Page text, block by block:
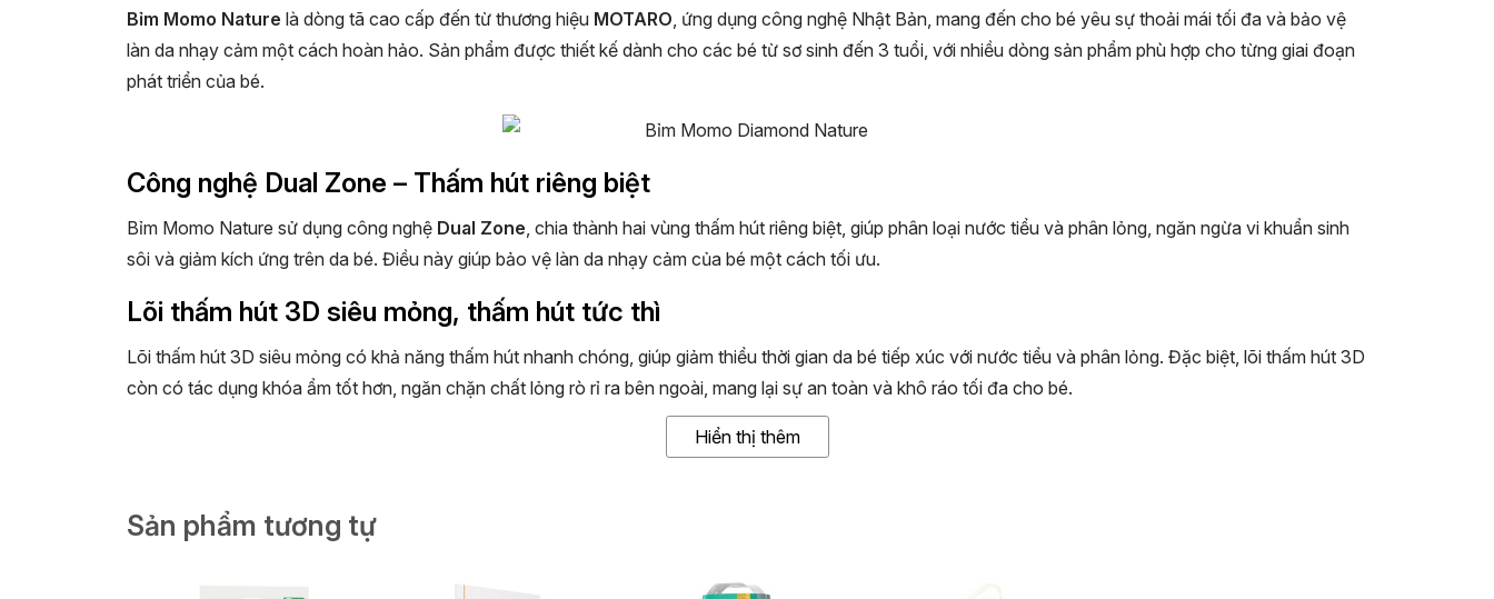
Bỉm Momo Nature là dòng tã cao cấp đến từ thương hiệu MOTARO , ứng dụng công nghệ Nhật Bản, mang đến cho bé yêu sự thoải mái tối đa và bảo vệ
làn da nhạy cảm một cách hoàn hảo. Sản phẩm được thiết kế dành cho các bé từ sơ sinh đến 3 tuổi, với nhiều dòng sản phẩm phù hợp cho từng giai đoạn
phát triển của bé.
Công nghệ Dual Zone – Thấm hút riêng biệt
Bỉm Momo Nature sử dụng công nghệ Dual Zone , chia thành hai vùng thấm hút riêng biệt, giúp phân loại nước tiểu và phân lỏng, ngăn ngừa vi khuẩn sinh
sôi và giảm kích ứng trên da bé. Điều này giúp bảo vệ làn da nhạy cảm của bé một cách tối ưu.
Lõi thấm hút 3D siêu mỏng, thấm hút tức thì
Lõi thấm hút 3D siêu mỏng có khả năng thấm hút nhanh chóng, giúp giảm thiểu thời gian da bé tiếp xúc với nước tiểu và phân lỏng. Đặc biệt, lõi thấm hút 3D
còn có tác dụng khóa ẩm tốt hơn, ngăn chặn chất lỏng rò rỉ ra bên ngoài, mang lại sự an toàn và khô ráo tối đa cho bé.
Air Max mới kết hợp cùng với vòng eo nổi mang lại sự mềm mại, thông thoáng.
Hiển thị thêm
Sản phẩm tương tự